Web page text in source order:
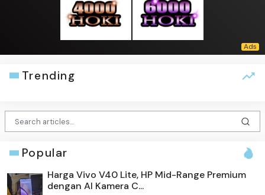
Trending
Popular
Harga Vivo V40 Lite, HP Mid-Range Premium
dengan AI Kamera C...